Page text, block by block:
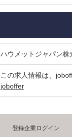
ハウメットジャパン株
この求人情報は、
joboffer
登録企業ログイン